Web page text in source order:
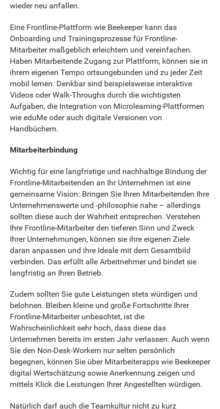
wieder neu anfallen.
Eine Frontline-Plattform wie Beekeeper kann das
Onboarding und Trainingsprozesse für Frontline-
Mitarbeiter maßgeblich erleichtern und vereinfachen.
Haben Mitarbeitende Zugang zur Plattform, können sie in
ihrem eigenen Tempo ortsungebunden und zu jeder Zeit
mobil lernen. Denkbar sind beispielsweise interaktive
Videos oder Walk-Throughs durch die wichtigsten
Aufgaben, die Integration von Microlearning-Plattformen
wie eduMe oder auch digitale Versionen von
Handbüchern.
Mitarbeiterbindung
Wichtig für eine langfristige und nachhaltige Bindung der
Frontline-Mitarbeitenden an Ihr Unternehmen ist eine
gemeinsame Vision: Bringen Sie Ihren Mitarbeitenden Ihre
Unternehmenswerte und -philosophie nahe – allerdings
sollten diese auch der Wahrheit entsprechen. Verstehen
Ihre Frontline-Mitarbeiter den tieferen Sinn und Zweck
Ihrer Unternehmungen, können sie ihre eigenen Ziele
daran anpassen und ihre Ideale mit dem Gesamtbild
verbinden. Das erfüllt alle Arbeitnehmer und bindet sie
langfristig an Ihren Betrieb.
Zudem sollten Sie gute Leistungen stets würdigen und
belohnen. Bleiben kleine und große Fortschritte Ihrer
Frontline-Mitarbeiter unbeachtet, ist die
Wahrscheinlichkeit sehr hoch, dass diese das
Unternehmen bereits im ersten Jahr verlassen. Auch wenn
Sie den Non-Desk-Workern nur selten persönlich
begegnen, können Sie über Mitarbeiterapps wie Beekeeper
digital Wertschätzung sowie Anerkennung zeigen und
mittels Klick die Leistungen Ihrer Angestellten würdigen.
Natürlich darf auch die Teamkultur nicht zu kurz